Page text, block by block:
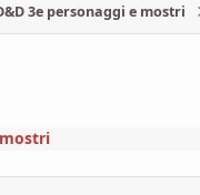
3e personaggi e mostri